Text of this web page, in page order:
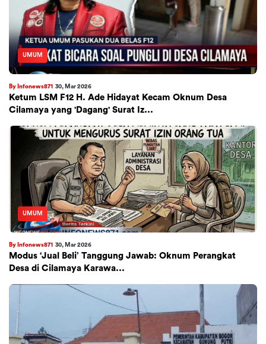
UMUM
By Infonews871 30, Mar 2026
​Ketum LSM F12 H. Ade Hidayat Kecam Oknum Desa
Cilamaya yang 'Dagang' Surat Iz...
UMUM
By Infonews871 30, Mar 2026
​Modus ‘Jual Beli’ Tanggung Jawab: Oknum Perangkat
Desa di Cilamaya Karawa...